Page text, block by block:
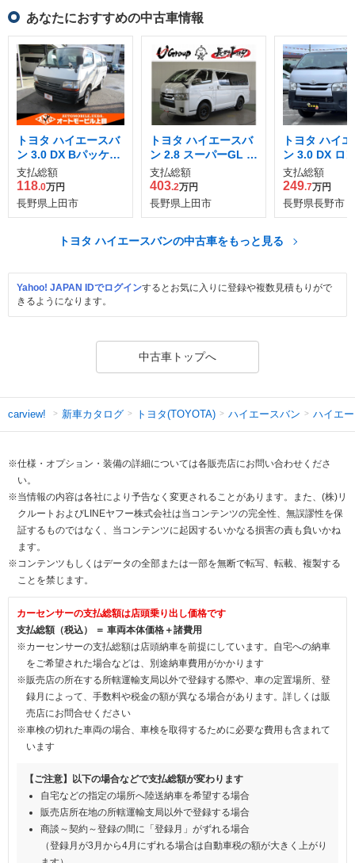
あなたにおすすめの中古車情報
トヨタ ハイエースバ
ン 3.0 DX Bパッケー
ジ仕様車 ディーゼル
4WD
支払総額
118.0万円
長野県上田市
トヨタ ハイエースバ
ン 2.8 スーパーGL ダ
ークプライムII ロン
グボディ ディーゼル
ターボ 4WD
支払総額
403.2万円
長野県上田市
トヨタ ハイ
ン 3.0 DX ロ
ィーゼルター
支払総額
249.7万円
長野県長野市
トヨタ ハイエースバンの中古車をもっと見る
Yahoo! JAPAN IDでログインするとお気に入りに登録や複数見積もりがで
きるようになります。
中古車トップへ
carview! 新車カタログ トヨタ(TOYOTA) ハイエースバン ハイエ
※仕様・オプション・装備の詳細については各販売店にお問い合わせくださ
い。
※当情報の内容は各社により予告なく変更されることがあります。また、(株)リ
クルートおよびLINEヤフー株式会社は当コンテンツの完全性、無誤謬性を保
証するものではなく、当コンテンツに起因するいかなる損害の責も負いかね
ます。
※コンテンツもしくはデータの全部または一部を無断で転写、転載、複製する
ことを禁じます。
カーセンサーの支払総額は店頭乗り出し価格です
支払総額（税込） ＝ 車両本体価格＋諸費用
※カーセンサーの支払総額は店頭納車を前提にしています。自宅への納車
をご希望された場合などは、別途納車費用がかかります
※販売店の所在する所轄運輸支局以外で登録する際や、車の定置場所、登
録月によって、手数料や税金の額が異なる場合があります。詳しくは販
売店にお問合せください
※車検の切れた車両の場合、車検を取得するために必要な費用も含まれて
います
【ご注意】以下の場合などで支払総額が変わります
自宅などの指定の場所へ陸送納車を希望する場合
販売店所在地の所轄運輸支局以外で登録する場合
商談～契約～登録の間に「登録月」がずれる場合
（登録月が3月から4月にずれる場合は自動車税の額が大きく上がり